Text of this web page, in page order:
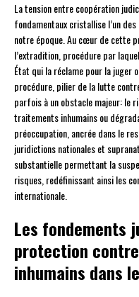
La tension entre coopération
fondamentaux cristallise l’un
notre époque. Au cœur de cette
l’extradition, procédure par
État qui la réclame pour la juger
procédure, pilier de la lutte
parfois à un obstacle majeur: le
traitements inhumains ou
préoccupation, ancrée dans le
juridictions nationales et
substantielle permettant la
risques, redéfinissant ainsi les
internationale.
Les fondements
protection
inhumains dans